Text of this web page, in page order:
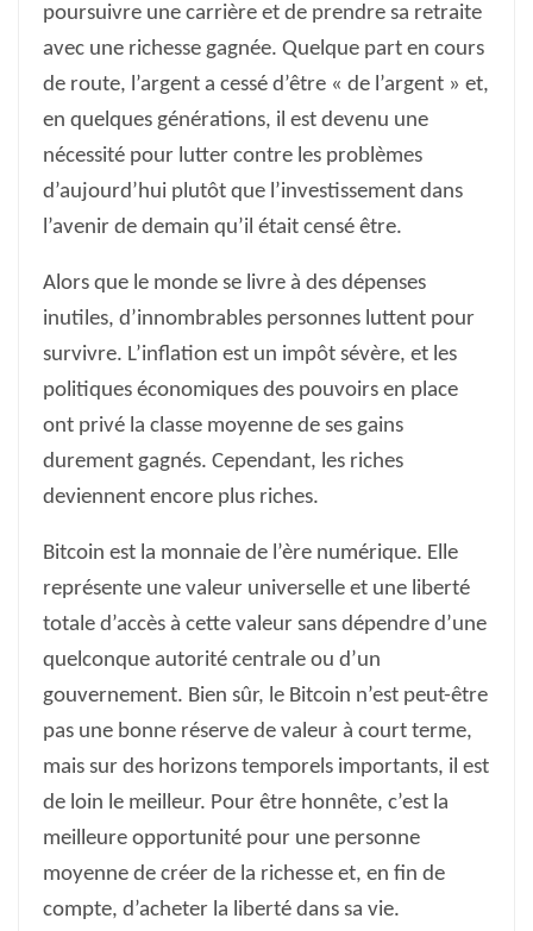
poursuivre une carrière et de prendre sa retraite
avec une richesse gagnée. Quelque part en cours
de route, l’argent a cessé d’être « de l’argent » et,
en quelques générations, il est devenu une
nécessité pour lutter contre les problèmes
d’aujourd’hui plutôt que l’investissement dans
l’avenir de demain qu’il était censé être.
Alors que le monde se livre à des dépenses
inutiles, d’innombrables personnes luttent pour
survivre. L’inflation est un impôt sévère, et les
politiques économiques des pouvoirs en place
ont privé la classe moyenne de ses gains
durement gagnés. Cependant, les riches
deviennent encore plus riches.
Bitcoin est la monnaie de l’ère numérique. Elle
représente une valeur universelle et une liberté
totale d’accès à cette valeur sans dépendre d’une
quelconque autorité centrale ou d’un
gouvernement. Bien sûr, le Bitcoin n’est peut-être
pas une bonne réserve de valeur à court terme,
mais sur des horizons temporels importants, il est
de loin le meilleur. Pour être honnête, c’est la
meilleure opportunité pour une personne
moyenne de créer de la richesse et, en fin de
compte, d’acheter la liberté dans sa vie.